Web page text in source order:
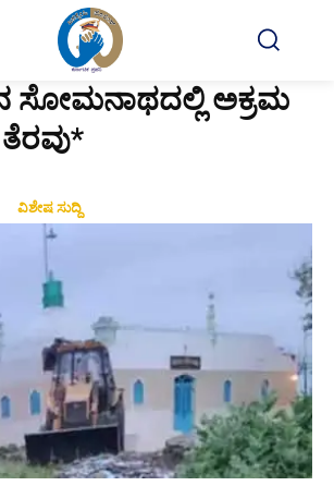
ಸೋಮನಾಥದಲ್ಲಿ ಅಕ್ರಮ
ವಿಶೇಷ ಸುದ್ದಿ